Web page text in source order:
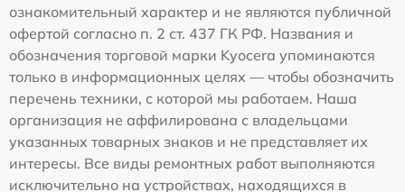
ознакомительный характер и не являются публичной
офертой согласно п. 2 ст. 437 ГК РФ. Названия и
обозначения торговой марки Kyocera упоминаются
только в информационных целях — чтобы обозначить
перечень техники, с которой мы работаем. Наша
организация не аффилирована с владельцами
указанных товарных знаков и не представляет их
интересы. Все виды ремонтных работ выполняются
исключительно на устройствах, находящихся в